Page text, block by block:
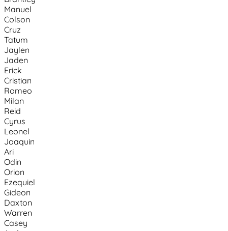
Manuel
Colson
Cruz
Tatum
Jaylen
Jaden
Erick
Cristian
Romeo
Milan
Reid
Cyrus
Leonel
Joaquin
Ari
Odin
Orion
Ezequiel
Gideon
Daxton
Warren
Casey